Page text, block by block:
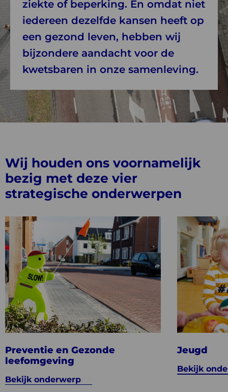
ziekte of beperking. En omdat niet
iedereen dezelfde kansen heeft op
een gezond leven, hebben wij
bijzondere aandacht voor de
kwetsbaren in onze samenleving.
Wij houden ons voornamelijk
bezig met deze vier
strategische onderwerpen
Preventie en Gezonde
leefomgeving
Bekijk onderwerp
Bekijk
onderwerp
Preventie
en
Gezonde
leefomgeving
Jeugd
Bekijk
Bekijk
onderwerp
Jeugd